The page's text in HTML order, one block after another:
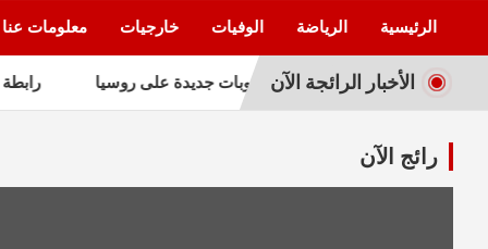
الرئيسية الرياضة الوفيات خارجيات معلومات عنا
الأخبار الرائجة الآن
الأميركي يتبنى عقوبات جديدة على روسيا رابطة العالم
رائج الآن